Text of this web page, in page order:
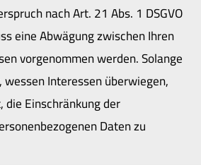
nach Art. 21 Abs. 1 DSGVO
eine Abwägung zwischen Ihren
vorgenommen werden. Solange
Interessen überwiegen,
die Einschränkung der
Daten zu